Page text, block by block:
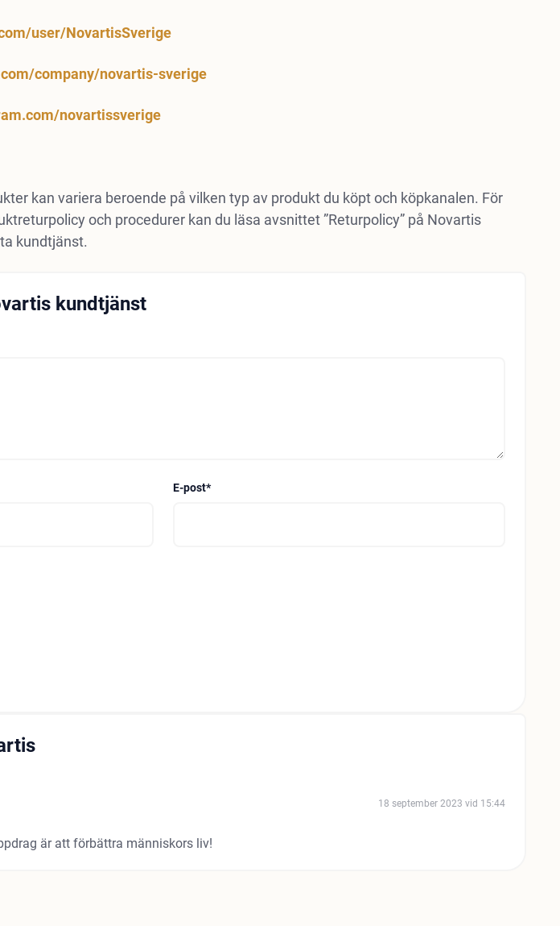
user/NovartisSverige
company/novartis-sverige
novartissverige
kan variera beroende på vilken typ av produkt du köpt och köpkanalen. För
och procedurer kan du läsa avsnittet ”Returpolicy” på Novartis
kundtjänst.
kundtjänst
E-post*
18 september 2023 vid 15:44
är att förbättra människors liv!